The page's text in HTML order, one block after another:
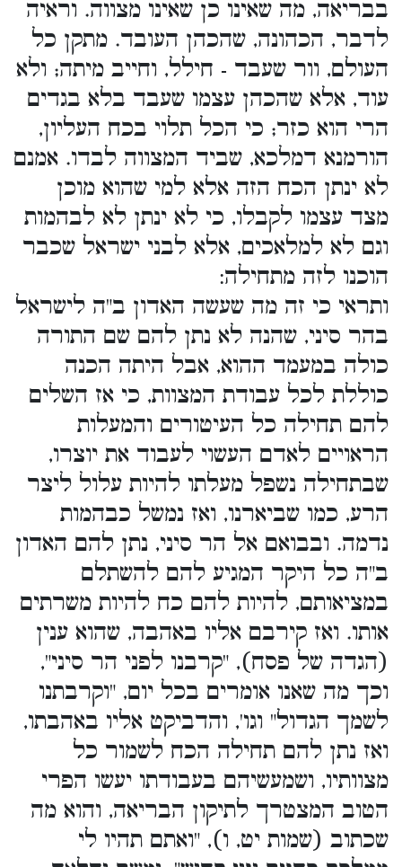
בבריאה, מה שאינו כן שאינו מצווה. וראיה
לדבר, הכהונה, שהכהן העובד. מתקן כל
העולם, וור שעבד - חילל, וחייב מיתה; ולא
עוד, אלא שהכהן עצמו שעבד בלא בגדים
הרי הוא כזר; כי הכל תלוי בכח העליון,
הורמנא דמלכא, שביד המצווה לבדו. אמנם
לא ינתן הכח הזה אלא למי שהוא מוכן
מצד עצמו לקבלו, כי לא ינתן לא לבהמות
וגם לא למלאכים, אלא לבני ישראל שכבר
הוכנו לזה מתחילה:
ותראי כי זה מה שעשה האדון ב"ה לישראל
בהר סיני, שהנה לא נתן להם שם התורה
כולה במעמד ההוא, אבל היתה הכנה
כוללת לכל עבודת המצוות, כי אז השלים
להם תחילה כל העיטורים והמעלות
הראויים לאדם העשוי לעבוד את יוצרו,
שבתחילה נשפל מעלתו להיות עלול ליצר
הרע, כמו שביארנו, ואז נמשל כבהמות
נדמה. ובבואם אל הר סיני, נתן להם האדון
ב"ה כל היקר המגיע להם להשתלם
במציאותם, להיות להם כח להיות משרתים
אותו. ואז קירבם אליו באהבה, שהוא ענין
(הגדה של פסח), "קרבנו לפני הר סיני",
וכך מה שאנו אומרים בכל יום, "וקרבתנו
לשמך הגדול" וגו', והדביקט אליו באהבתו,
ואז נתן להם תחילה הכח לשמור כל
מצוותיו, ושמעשיהם בעבודתו יעשו הפרי
הטוב המצטרך לתיקון הבריאה, והוא מה
שכתוב (שמות יט, ו), "ואתם תהיו לי